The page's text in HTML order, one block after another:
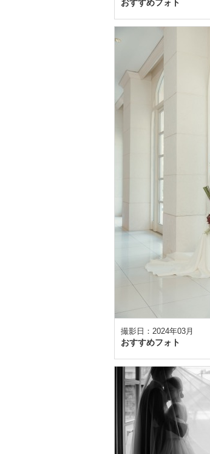
おすすめフォト
撮影日：2024年03月
おすすめフォト